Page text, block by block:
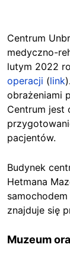
Centrum
medyczno-
lutym 2022
operacji (link
obrażeniami
Centrum jest
pacjentów.
Budynek
Hetmana
znajduje się
Muzeum